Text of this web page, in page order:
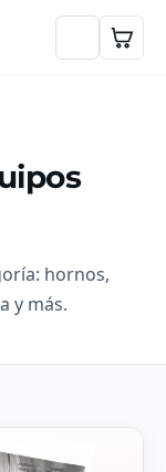
hornos,
y más.